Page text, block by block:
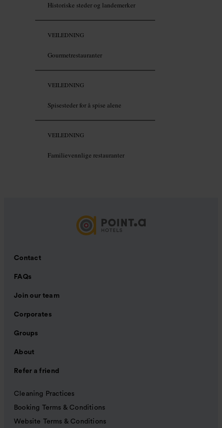
Historiske steder og landemerker
VEILEDNING
Gourmetrestauranter
VEILEDNING
Spisesteder for å spise alene
VEILEDNING
Familievennlige restauranter
Contact
FAQs
Join our team
Corporates
Groups
About
Refer a friend
Cleaning Practices
Booking Terms & Conditions
Website Terms & Conditions